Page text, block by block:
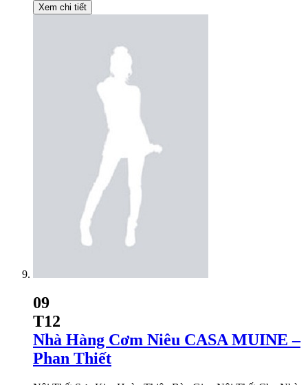
Xem chi tiết
09
T12
Nhà Hàng Cơm Niêu CASA MUINE –
Phan Thiết